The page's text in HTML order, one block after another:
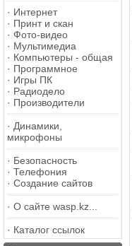
· Интернет
· Принт и скан
· Фото-видео
· Мультимедиа
· Компьютеры - общая
· Программное
· Игры ПК
· Радиодело
· Производители
· Динамики,
микрофоны
· Безопасность
· Телефония
· Создание сайтов
· О сайте wasp.kz...
· Каталог ссылок